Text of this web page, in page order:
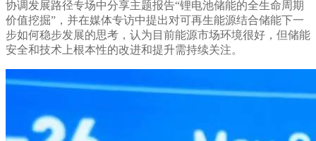
协调发展路径专场中分享主题报告“锂电池储能的全生命周期
价值挖掘”，并在媒体专访中提出对可再生能源结合储能下一
步如何稳步发展的思考，认为目前能源市场环境很好，但储能
安全和技术上根本性的改进和提升需持续关注。